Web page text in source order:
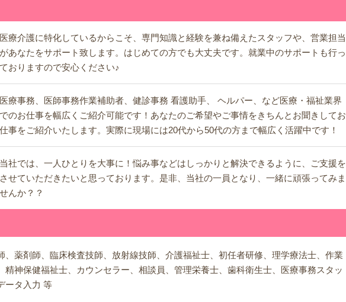
医療介護に特化しているからこそ、専門知識と経験を兼ね備えたスタッフや、営業担当
があなたをサポート致します。はじめての方でも大丈夫です。就業中のサポートも行っ
ておりますので安心ください♪
医療事務、医師事務作業補助者、健診事務 看護助手、 ヘルパー、など医療・福祉業界
でのお仕事を幅広くご紹介可能です！あなたのご希望やご事情をきちんとお聞きしてお
仕事をご紹介いたします。実際に現場には20代から50代の方まで幅広く活躍中です！
当社では、一人ひとりを大事に！悩み事などはしっかりと解決できるように、ご支援を
させていただきたいと思っております。是非、当社の一員となり、一緒に頑張ってみま
せんか？？
、薬剤師、臨床検査技師、放射線技師、介護福祉士、初任者研修、理学療法士、作業
精神保健福祉士、カウンセラー、相談員、管理栄養士、歯科衛生士、医療事務スタッ
ータ入力 等